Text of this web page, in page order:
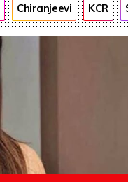
Chiranjeevi KCR